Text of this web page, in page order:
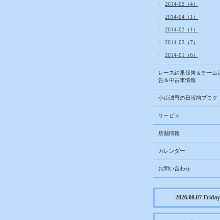
2014-05（4）
2014-04（1）
2014-03（1）
2014-02（7）
2014-01（6）
レース結果報告＆チーム
告＆中古車情報
小山誠司の日報的ブログ
サービス
店舗情報
カレンダー
お問い合わせ
2026.08.07 Friday